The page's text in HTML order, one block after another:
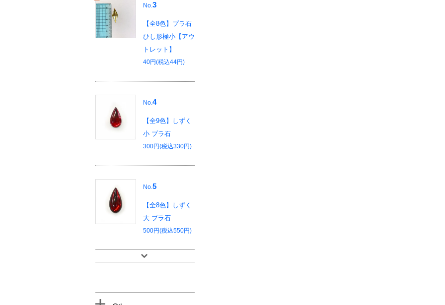
No.3
【全8色】プラ石
ひし形極小【アウ
トレット】
40円(税込44円)
No.4
【全9色】しずく
小 プラ石
300円(税込330円)
No. 5
【全8色】しずく
大 プラ石
500円(税込550円)